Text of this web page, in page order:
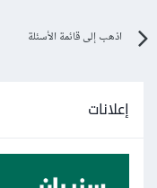
اذهب إلى قائمة الأسئلة
إعلانات